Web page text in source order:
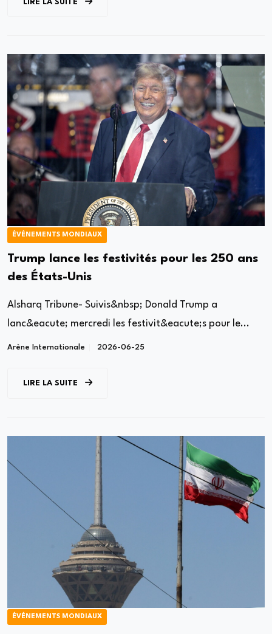
LIRE LA SUITE
ÉVÉNEMENTS MONDIAUX
Trump lance les festivités pour les 250 ans
des États-Unis
Alsharq Tribune- Suivis&nbsp; Donald Trump a
lanc&eacute; mercredi les festivit&eacute;s pour le...
Arène Internationale 2026-06-25
LIRE LA SUITE
ÉVÉNEMENTS MONDIAUX